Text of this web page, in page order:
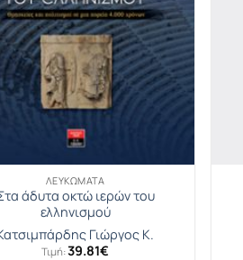
ΛΕΥΚΏΜΑΤΑ
άδυτα οκτώ ιερών του
ελληνισμού
Γιώργος Κ.
Τιμή:39.81€